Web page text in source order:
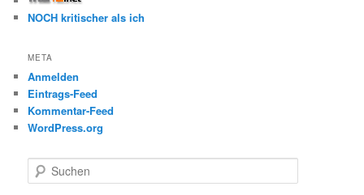
NOCH kritischer als ich
META
Anmelden
Eintrags-Feed
Kommentar-Feed
WordPress.org
u